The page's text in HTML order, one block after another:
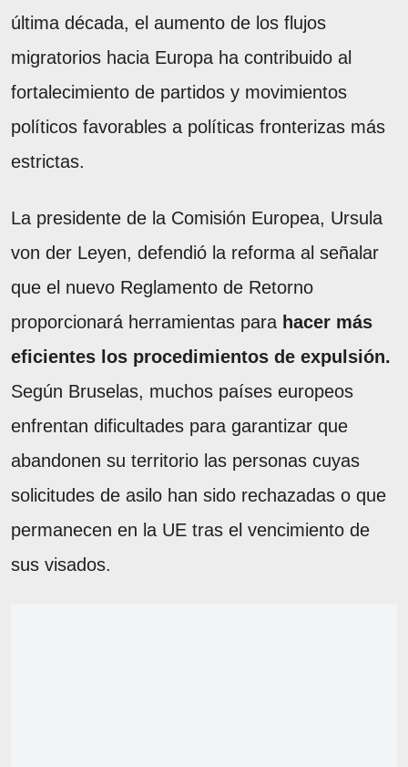
última década, el aumento de los flujos
migratorios hacia Europa ha contribuido al
fortalecimiento de partidos y movimientos
políticos favorables a políticas fronterizas más
estrictas.
La presidente de la Comisión Europea, Ursula
von der Leyen, defendió la reforma al señalar
que el nuevo Reglamento de Retorno
proporcionará herramientas para hacer más
eficientes los procedimientos de expulsión.
Según Bruselas, muchos países europeos
enfrentan dificultades para garantizar que
abandonen su territorio las personas cuyas
solicitudes de asilo han sido rechazadas o que
permanecen en la UE tras el vencimiento de
sus visados.